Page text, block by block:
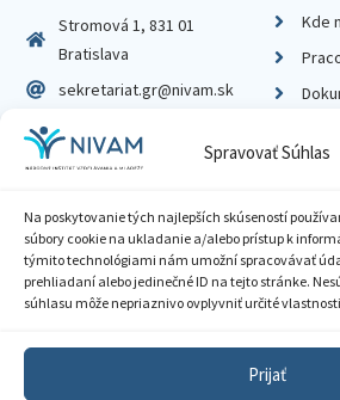
Spravovať Súhlas
Na poskytovanie tých najlepších skúseností
súbory cookie na ukladanie a/alebo prístup k
týmito technológiami nám umožní spracovávať
prehliadaní alebo jedinečné ID na tejto stránke.
súhlasu môže nepriaznivo ovplyvniť určité
Prijať
Stromová 1, 831 01
Bratislava
sekretariat.gr@nivam.sk
IČO: 00164348
DIČ: 2020798714
Kde
Zásady ochrany
Sprístupnenie